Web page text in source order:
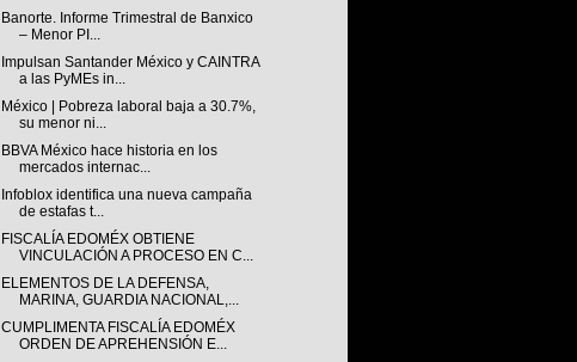
Banorte. Informe Trimestral de Banxico
– Menor PI...
Impulsan Santander México y CAINTRA
a las PyMEs in...
México | Pobreza laboral baja a 30.7%,
su menor ni...
BBVA México hace historia en los
mercados internac...
Infoblox identifica una nueva campaña
de estafas t...
FISCALÍA EDOMÉX OBTIENE
VINCULACIÓN A PROCESO EN C...
ELEMENTOS DE LA DEFENSA,
MARINA, GUARDIA NACIONAL,...
CUMPLIMENTA FISCALÍA EDOMÉX
ORDEN DE APREHENSIÓN E...